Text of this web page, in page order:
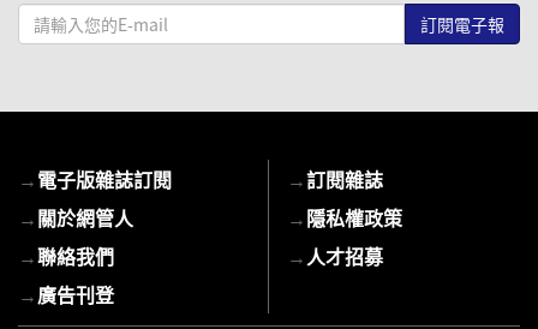
請
輸
mail
→電子版雜誌訂閱
→關於網管人
→聯絡我們
→廣告刊登
→訂閱雜誌
→隱私權政策
→ 人才招募